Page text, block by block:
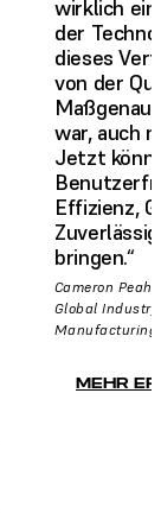
wirklich
der
dieses
von der
war, auch
Jetzt
Effizienz,
bringen.“
Cameron Peahl,
Global
Manufacturing
MEHR